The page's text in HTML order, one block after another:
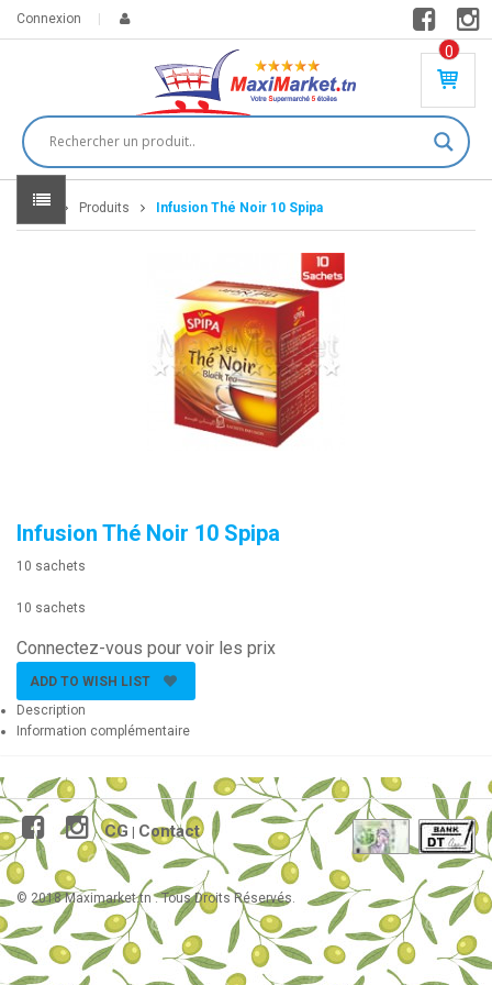
Connexion
0
PR
DU
IT(
S)
Home Produits Infusion Thé Noir 10 Spipa
Infusion Thé Noir 10 Spipa
10 sachets
10 sachets
Connectez-vous pour voir les prix
ADD TO WISH LIST
Description
Information complémentaire
CG Contact
© 2018 Maximarket.tn . Tous Droits Réservés.